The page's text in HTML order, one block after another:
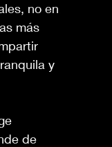
no en
más
y
de